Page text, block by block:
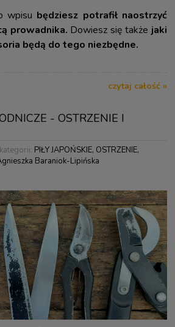
wpisu będziesz potrafił naostrzyć
prowadnika. Dowiesz się także jaki
będą do tego niezbędne.
czytaj całość »
- OSTRZENIE I
PIŁY JAPOŃSKIE, OSTRZENIE,
Baraniok-Lipińska